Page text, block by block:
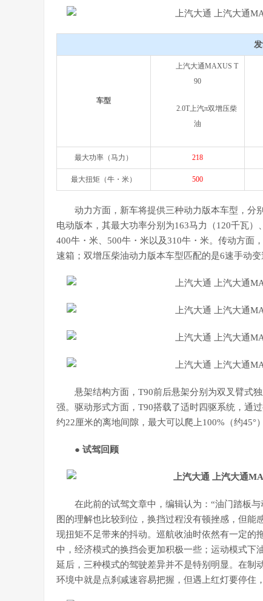
车型
上汽大通MAXUS T
90
2.0T上汽π双增压柴
油
最大功率（马力） 218
最大扭矩（牛・米） 500
动力方面，新车将提供三种动力版本车型，分
电动版本，其最大功率分别为163马力（120千瓦
400牛・米、500牛・米以及310牛・米。传动方面
速箱；双增压柴油动力版本车型匹配的是6速手动
悬架结构方面，T90前后悬架分别为双叉臂式
强。驱动形式方面，T90搭载了适时四驱系统，通
约22厘米的离地间隙，最大可以爬上100%（约45°
● 试驾回顾
在此前的试驾文章中，编辑认为：“油门踏板
图的理解也比较到位，换挡过程没有顿挫感，但能
现扭矩不足带来的抖动。巡航收油时依然有一定的
中，经济模式的换挡会更加积极一些；运动模式下
延后，三种模式的驾驶差异并不是特别明显。在制
环境中就是点刹减速容易把握，但遇上红灯要停住